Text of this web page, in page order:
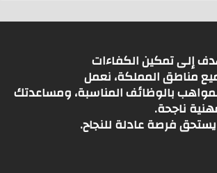
إلى تمكين الكفاءات
مناطق المملكة، نعمل
بالوظائف المناسبة، ومساعدتك
ناجحة.
فرصة عادلة للنجاح.